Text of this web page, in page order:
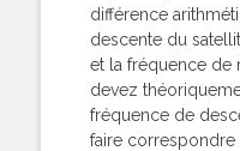
différence
descente du
et la fréquence de
devez
fréquence de
faire correspondre